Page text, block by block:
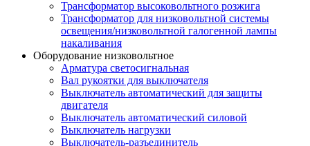
Трансформатор высоковольтного розжига
Трансформатор для низковольтной системы
освещения/низковольтной галогенной лампы
накаливания
Оборудование низковольтное
Арматура светосигнальная
Вал рукоятки для выключателя
Выключатель автоматический для защиты
двигателя
Выключатель автоматический силовой
Выключатель нагрузки
Выключатель-разъединитель